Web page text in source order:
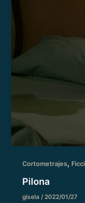
Cortometrajes,
Pilona
gisela/2022/01/27